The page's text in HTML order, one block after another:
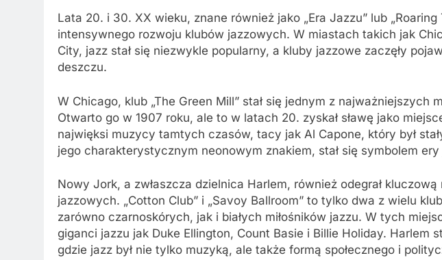
Lata 20. i 30. XX wieku, znane również jako „Era Jazzu” lub „Roaring
intensywnego rozwoju klubów jazzowych. W miastach takich jak
City, jazz stał się niezwykle popularny, a kluby jazzowe zaczęły
deszczu.
W Chicago, klub „The Green Mill” stał się jednym z najważniejszych
Otwarto go w 1907 roku, ale to w latach 20. zyskał sławę jako
najwięksi muzycy tamtych czasów, tacy jak Al Capone, który był
jego charakterystycznym neonowym znakiem, stał się symbolem
Nowy Jork, a zwłaszcza dzielnica Harlem, również odegrał
jazzowych. „Cotton Club” i „Savoy Ballroom” to tylko dwa z wielu
zarówno czarnoskórych, jak i białych miłośników jazzu. W tych
giganci jazzu jak Duke Ellington, Count Basie i Billie Holiday. Harlem
gdzie jazz był nie tylko muzyką, ale także formą społecznego i